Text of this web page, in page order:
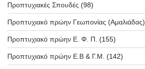
Προπτυχιακές Σπουδές (98)
Προπτυχιακό πρώην Γεωπονίας (Αμαλιάδας)
Προπτυχιακό πρώην Ε. Φ. Π. (155)
Προπτυχιακό πρώην Ε.Β & Γ.Μ. (142)